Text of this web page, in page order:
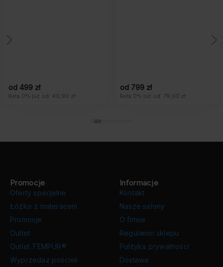
od 499 zł
Rata 0% już od: 49,90 zł
od 799 zł
Rata 0% już od: 79,90 zł
Promocje
Oferty specjalne
Łóżko z materacem
Promocje
Outlet
Outlet TEMPUR®
Wyprzedaż pościeli
Informacje
Kontakt
Nasze salony
O firmie
Regulamin sklepu
Polityka prywatności
Dostawa